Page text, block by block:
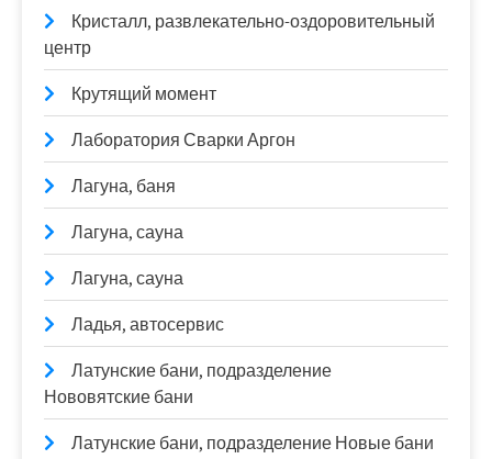
Кристалл, развлекательно-оздоровительный
центр
Крутящий момент
Лаборатория Сварки Аргон
Лагуна, баня
Лагуна, сауна
Лагуна, сауна
Ладья, автосервис
Латунские бани, подразделение
Нововятские бани
Латунские бани, подразделение Новые бани